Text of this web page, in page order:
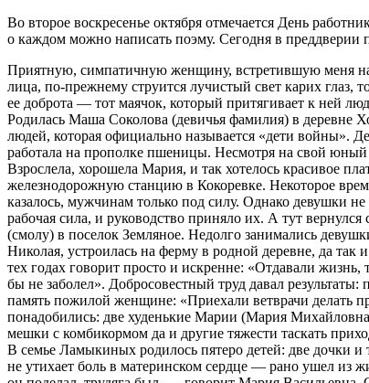
Во второе воскресенье октября отмечается День
о каждом можно написать поэму. Сегодня в преддверии
Приятную, симпатичную женщину, встретившую меня на
лица, по-прежнему струится лучистый свет карих
ее доброта — тот маячок, который притягивает к ней
Родилась Маша Соколова (девичья фамилия) в деревне
людей, которая официально называется «дети войны».
работала на прополке пшеницы. Несмотря на свой
Взрослела, хорошела Мария, и так хотелось красивое
железнодорожную станцию в Кокоревке. Некоторое
казалось, мужчинам только под силу. Однако девушки
рабочая сила, и руководство приняло их. А тут
(смолу) в поселок Земляное. Недолго занимались
Николая, устроилась на ферму в родной деревне, да
тех годах говорит просто и искренне: «Отдавали
бы не заболел». Добросовестный труд давал
память пожилой женщине: «Приехали ветврачи делать
понадобились: две худенькие Марии (Мария
мешки с комбикормом да и другие тяжести таскать
В семье Ламыкиных родилось пятеро детей: две дочки
не утихает боль в материнском сердце — рано ушел